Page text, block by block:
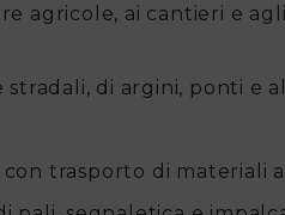
agricole, ai cantieri e
di argini, ponti e
trasporto di materiali